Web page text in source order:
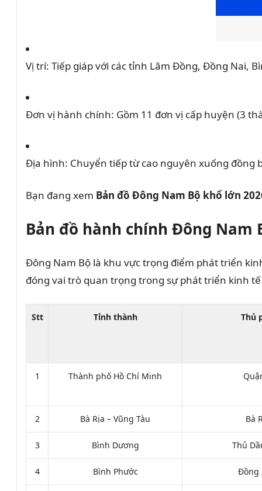
Vị trí: Tiếp giáp với các tỉnh Lâm Đồng, Đồng Nai,
Đơn vị hành chính: Gồm 11 đơn vị cấp huyện (3
Địa hình: Chuyển tiếp từ cao nguyên xuống đồng
Bạn đang xem Bản đồ Đông Nam Bộ khổ lớn
Bản đồ hành chính Đông Nam
Đông Nam Bộ là khu vực trọng điểm phát triển
đóng vai trò quan trọng trong sự phát triển kinh
Stt Tỉnh thành Thủ
1 Thành phố Hồ Chí Minh
2 Bà Rịa – Vũng Tàu Bà
3 Bình Dương Thủ
4 Bình Phước Đồng